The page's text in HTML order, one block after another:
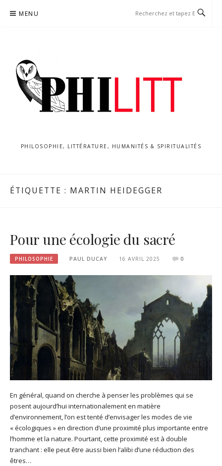
MENU
PHILOSOPHIE, LITTÉRATURE, HUMANITÉS & SPIRITUALITÉS
ÉTIQUETTE : MARTIN HEIDEGGER
Pour une écologie du sacré
PHILOSOPHIE PAUL DUCAY 16 AVRIL 2025 0
En général, quand on cherche à penser les problèmes qui se
posent aujourd’hui internationalement en matière
d’environnement, l’on est tenté d’envisager les modes de vie
« écologiques » en direction d’une proximité plus importante entre
l’homme et la nature. Pourtant, cette proximité est à double
tranchant : elle peut être aussi bien l’alibi d’une réduction des
êtres…